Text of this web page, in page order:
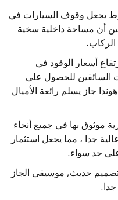
يجعل وقوف السيارات في
أن مساحة داخلية سخية
أسعار الوقود في
السائقين للحصول على
جاز يسلم رائعة الأميال
موثوق بها في جميع أنحاء
جدا ، مما يجعل استثمار
على حد سواء.
حديث, موسيقى الجاز